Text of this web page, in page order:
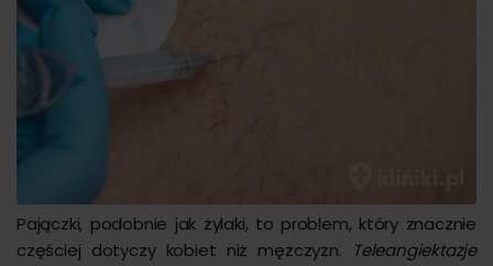
Pajączki, podobnie jak żylaki, to problem, który znacznie
częściej dotyczy kobiet niż mężczyzn.
Teleangiektazje